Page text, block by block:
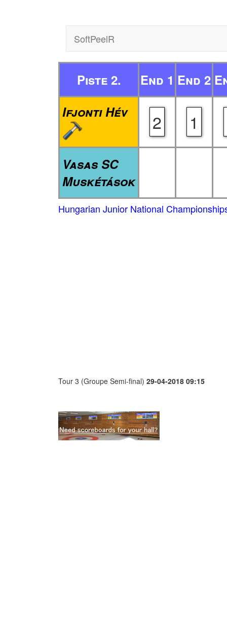
SoftPeelR
Piste 2. End 1 End 2
Ifjonti Hév
2 1
Vasas SC
Muskétások
Hungarian Junior National
Tour 3 (Groupe Semi-final) 29-04-2018 09:15